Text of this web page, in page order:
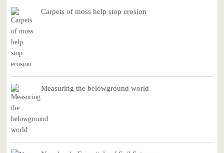
Carpets of moss help stop erosion
Measuring the belowground world